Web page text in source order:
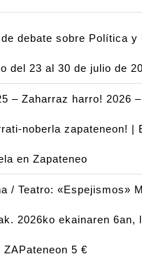
debate sobre Política y
del 23 al 30 de julio de
– Zaharraz harro! 2026
noberla zapateneon! |
en Zapateneo
/ Teatro: «Espejismos»
2026ko ekainaren 6an,
ZAPateneon 5 €